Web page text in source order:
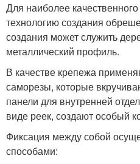
Для наиболее
технологию создания
создания может служить
металлический профиль.
В качестве крепежа
саморезы, которые
панели для внутренней
виде реек, создают особый
Фиксация между собой
способами: